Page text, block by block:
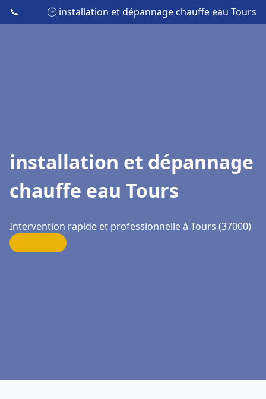
📞 🕒 installation et dépannage chauffe eau Tours
installation et dépannage
chauffe eau Tours
Intervention rapide et professionnelle à Tours (37000)